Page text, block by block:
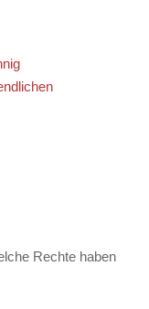
Rechte haben